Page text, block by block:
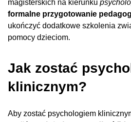
magisterskich na kierunku
formalne przygotowanie
ukończyć dodatkowe szkolenia
pomocy dzieciom.
Jak zostać
klinicznym?
Aby zostać psychologiem